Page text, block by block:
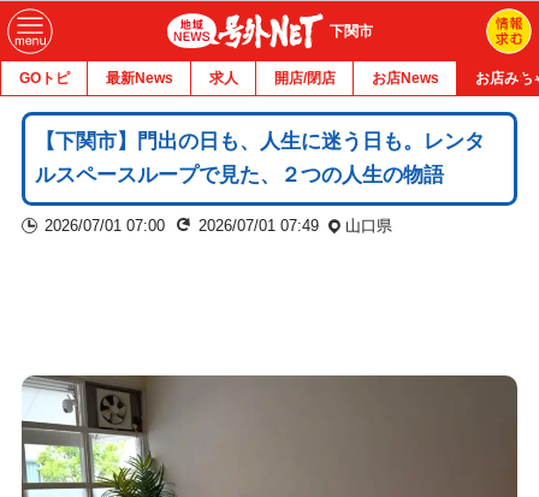
下関市
GOトピ 最新News 求人 開店/閉店 お店News お店みち
【下関市】門出の日も、人生に迷う日も。レンタ
ルスペースループで見た、２つの人生の物語
2026/07/01 07:00 2026/07/01 07:49 山口県